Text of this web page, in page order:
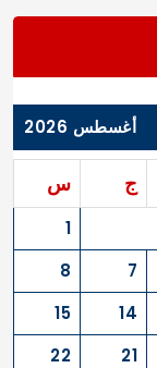
أغسطس 2026
ج س
1
7
8
14
15
21
22